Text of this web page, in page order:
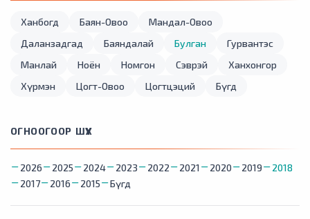
Ханбогд Баян-Овоо
Мандал-Овоо
Даланзадгад
Баяндалай Булган
Гурвантэс
Манлай
Ноён Номгон Сэврэй
Ханхонгор
Хүрмэн
Цогт-Овоо Цогтцэций Бүгд
ОГНООГООР ШҮҮХ
2026 2025 2024 2023 2022 2021 2020 2019
2018
2017
2016 2015 Бүгд